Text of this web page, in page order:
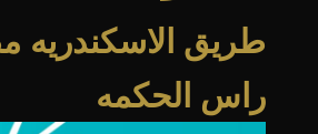
طريق الاسكندريه
راس الحكمه